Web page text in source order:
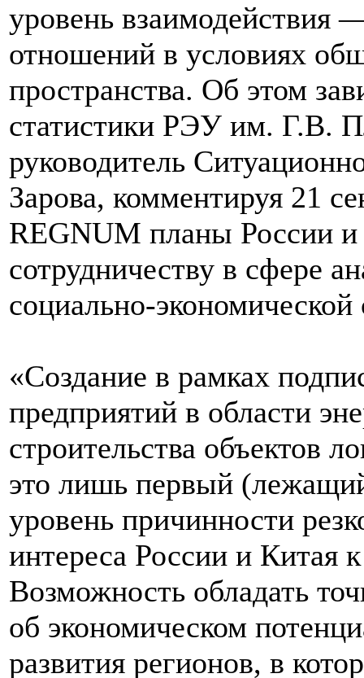
уровень взаимодействия
отношений в условиях
пространства. Об этом
статистики РЭУ им. Г.В.
руководитель
Зарова, комментируя 21
REGNUM планы России
сотрудничеству в сфере
социально-
«Создание в рамках
предприятий в области
строительства объектов
это лишь первый
уровень причинности
интереса России и Китая
Возможность обладать
об экономическом
развития регионов, в